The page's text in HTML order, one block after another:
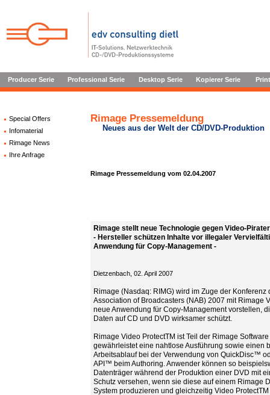
Producer Serie Professional Serie Desktop Serie Kopierer Serie
Special Offers
Infomaterial
Rimage News
Ihre Anfrage
Rimage Pressemeldung
Neues aus der Welt der CD/DVD-Produktion
Rimage Pressemeldung vom 02.04.2007
Rimage stellt neue Technologie gegen Video-
- Hersteller schützen Inhalte vor illegaler
Anwendung für Copy-Management -
Dietzenbach, 02. April 2007
Rimage (Nasdaq: RIMG) wird im Zuge der Konferenz
Association of Broadcasters (NAB) 2007 mit Rimage
neue Anwendung für Copy-Management vorstellen,
Daten auf CD und DVD wirksamer schützt.
Rimage Video ProtectTM ist Teil der Rimage
gewährleistet eine nahtlose Ausführung sowie einen
Arbeitsablauf bei der Verwendung von QuickDisc™
API™ beim Authoring. Anwender können so
Datenträger während der Produktion einer DVD mit
Schutz versehen, wenn sie diese auf einem Rimage
System produzieren und gleichzeitig Video